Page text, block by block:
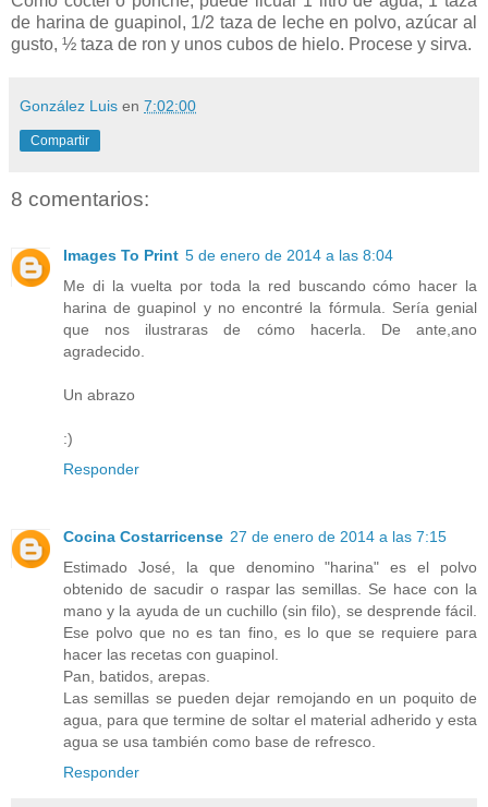
de harina de guapinol, 1/2 taza de leche en polvo, azúcar al
gusto, ½ taza de ron y unos cubos de hielo. Procese y sirva.
González Luis en 7:02:00
Compartir
8 comentarios:
Images To Print 5 de enero de 2014 a las 8:04
Me di la vuelta por toda la red buscando cómo hacer la
harina de guapinol y no encontré la fórmula. Sería genial
que nos ilustraras de cómo hacerla. De ante,ano
agradecido.
Un abrazo
:)
Responder
Cocina Costarricense 27 de enero de 2014 a las 7:15
Estimado José, la que denomino "harina" es el polvo
obtenido de sacudir o raspar las semillas. Se hace con la
mano y la ayuda de un cuchillo (sin filo), se desprende fácil.
Ese polvo que no es tan fino, es lo que se requiere para
hacer las recetas con guapinol.
Pan, batidos, arepas.
Las semillas se pueden dejar remojando en un poquito de
agua, para que termine de soltar el material adherido y esta
agua se usa también como base de refresco.
Responder